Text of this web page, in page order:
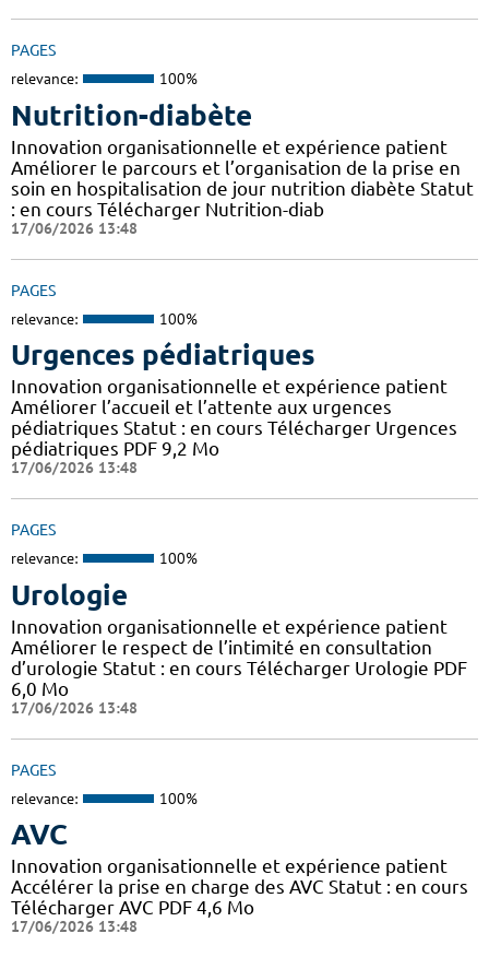
PAGES
relevance: 100%
Nutrition-diabète
Innovation organisationnelle et expérience patient
Améliorer le parcours et l’organisation de la prise en
soin en hospitalisation de jour nutrition diabète Statut
: en cours Télécharger Nutrition-diab
17/06/2026 13:48
PAGES
relevance: 100%
Urgences pédiatriques
Innovation organisationnelle et expérience patient
Améliorer l’accueil et l’attente aux urgences
pédiatriques Statut : en cours Télécharger Urgences
pédiatriques PDF 9,2 Mo
17/06/2026 13:48
PAGES
relevance: 100%
Urologie
Innovation organisationnelle et expérience patient
Améliorer le respect de l’intimité en consultation
d’urologie Statut : en cours Télécharger Urologie PDF
6,0 Mo
17/06/2026 13:48
PAGES
relevance: 100%
AVC
Innovation organisationnelle et expérience patient
Accélérer la prise en charge des AVC Statut : en cours
Télécharger AVC PDF 4,6 Mo
17/06/2026 13:48